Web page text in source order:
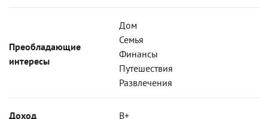
Преобладающие
интересы
Дом
Семья
Финансы
Путешествия
Развлечения
Доход B+